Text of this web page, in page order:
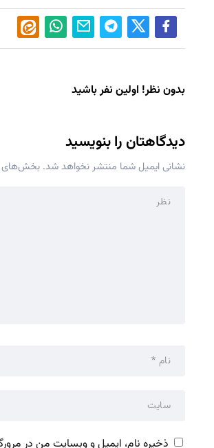
بدون نظر! اولین نفر باشید
دیدگاهتان را بنویسید
نشانی ایمیل شما منتشر نخواهد شد. بخش‌های
ذخیره نام، ایمیل و وبسایت من در